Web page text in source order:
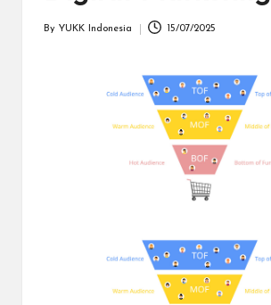
menerima
By YUKK Indonesia 15/07/2025